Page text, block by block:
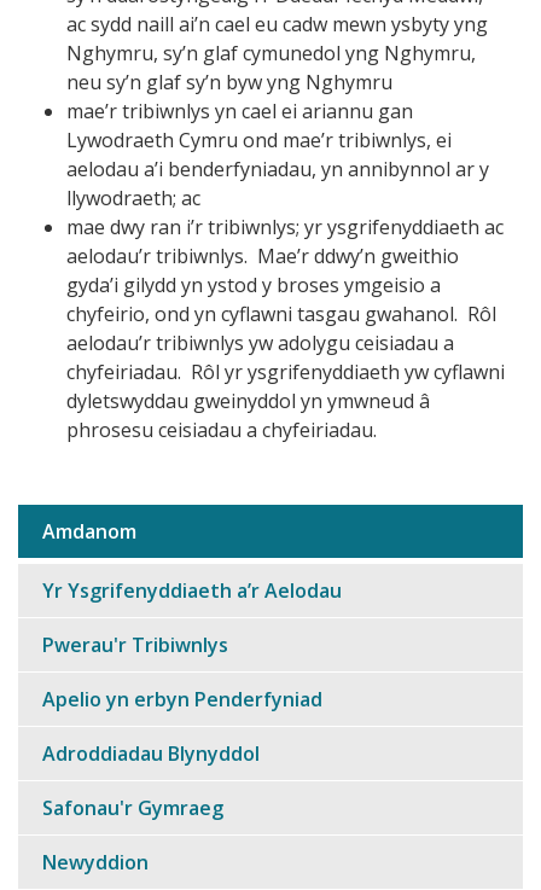
ac sydd naill ai’n cael eu cadw mewn ysbyty yng
Nghymru, sy’n glaf cymunedol yng Nghymru,
neu sy’n glaf sy’n byw yng Nghymru
mae’r tribiwnlys yn cael ei ariannu gan
Lywodraeth Cymru ond mae’r tribiwnlys, ei
aelodau a’i benderfyniadau, yn annibynnol ar y
llywodraeth; ac
mae dwy ran i’r tribiwnlys; yr ysgrifenyddiaeth ac
aelodau’r tribiwnlys. Mae’r ddwy’n gweithio
gyda’i gilydd yn ystod y broses ymgeisio a
chyfeirio, ond yn cyflawni tasgau gwahanol. Rôl
aelodau’r tribiwnlys yw adolygu ceisiadau a
chyfeiriadau. Rôl yr ysgrifenyddiaeth yw cyflawni
dyletswyddau gweinyddol yn ymwneud
phrosesu ceisiadau a chyfeiriadau.
Sub
navigation
Amdanom
Yr Ysgrifenyddiaeth a’r Aelodau
Pwerau'r Tribiwnlys
Apelio yn erbyn Penderfyniad
Adroddiadau Blynyddol
Safonau'r Gymraeg
Newyddion